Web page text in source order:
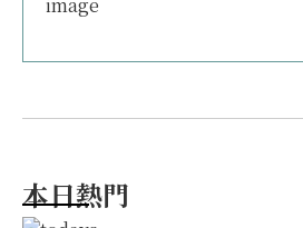
本日熱門